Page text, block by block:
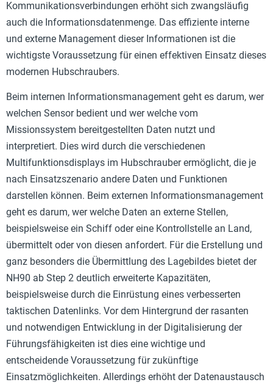
Kommunikationsverbindungen erhöht sich zwangsläufig
auch die Informationsdatenmenge. Das effiziente interne
und externe Management dieser Informationen ist die
wichtigste Voraussetzung für einen effektiven Einsatz dieses
modernen Hubschraubers.
Beim internen Informationsmanagement geht es darum, wer
welchen Sensor bedient und wer welche vom
Missionssystem bereitgestellten Daten nutzt und
interpretiert. Dies wird durch die verschiedenen
Multifunktionsdisplays im Hubschrauber ermöglicht, die je
nach Einsatzszenario andere Daten und Funktionen
darstellen können. Beim externen Informationsmanagement
geht es darum, wer welche Daten an externe Stellen,
beispielsweise ein Schiff oder eine Kontrollstelle an Land,
übermittelt oder von diesen anfordert. Für die Erstellung und
ganz besonders die Übermittlung des Lagebildes bietet der
NH90 ab Step 2 deutlich erweiterte Kapazitäten,
beispielsweise durch die Einrüstung eines verbesserten
taktischen Datenlinks. Vor dem Hintergrund der rasanten
und notwendigen Entwicklung in der Digitalisierung der
Führungsfähigkeiten ist dies eine wichtige und
entscheidende Voraussetzung für zukünftige
Einsatzmöglichkeiten. Allerdings erhöht der Datenaustausch